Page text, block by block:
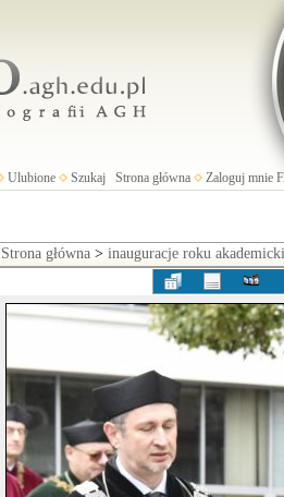
Ulubione Szukaj Strona główna Zaloguj mnie
Strona główna > inauguracje roku